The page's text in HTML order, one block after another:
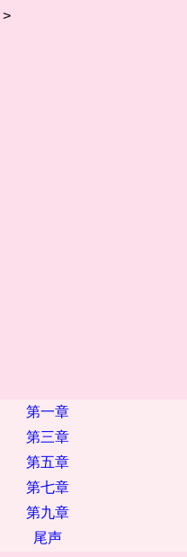
>
第一章
第三章
第五章
第七章
第九章
尾声